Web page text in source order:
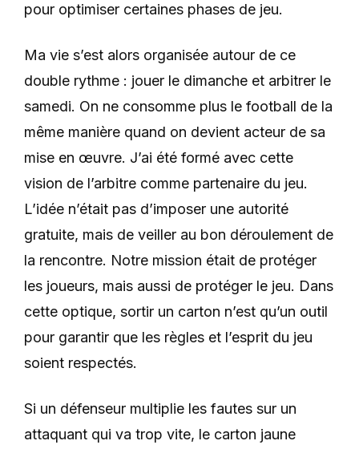
pour optimiser certaines phases de jeu.
Ma vie s’est alors organisée autour de ce
double rythme : jouer le dimanche et arbitrer le
samedi. On ne consomme plus le football de la
même manière quand on devient acteur de sa
mise en œuvre. J’ai été formé avec cette
vision de l’arbitre comme partenaire du jeu.
L’idée n’était pas d’imposer une autorité
gratuite, mais de veiller au bon déroulement de
la rencontre. Notre mission était de protéger
les joueurs, mais aussi de protéger le jeu. Dans
cette optique, sortir un carton n’est qu’un outil
pour garantir que les règles et l’esprit du jeu
soient respectés.
Si un défenseur multiplie les fautes sur un
attaquant qui va trop vite, le carton jaune